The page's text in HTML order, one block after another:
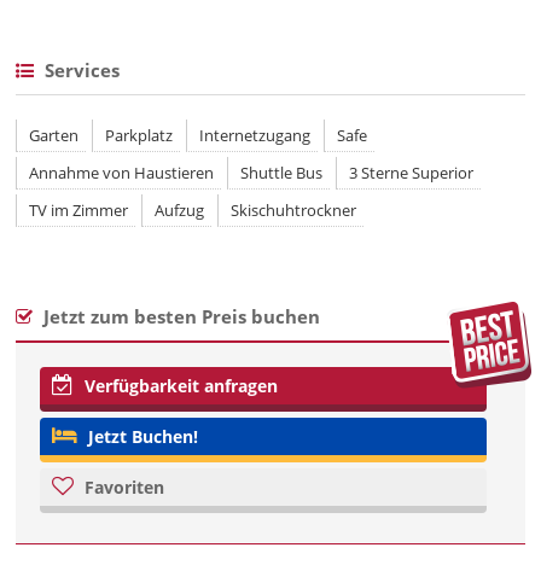
Services
Garten Parkplatz Internetzugang
Safe
Annahme von Haustieren
Shuttle Bus
3 Sterne Superior
TV im Zimmer
Aufzug Skischuhtrockner
Jetzt zum besten Preis buchen
Verfügbarkeit anfragen
Jetzt Buchen!
Favoriten